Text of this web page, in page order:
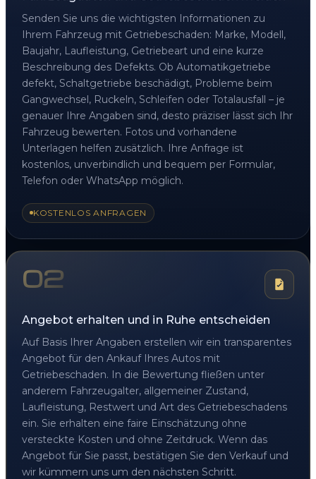
Senden Sie uns die wichtigsten Informationen zu
Ihrem Fahrzeug mit Getriebeschaden: Marke, Modell,
Baujahr, Laufleistung, Getriebeart und eine kurze
Beschreibung des Defekts. Ob Automatikgetriebe
defekt, Schaltgetriebe beschädigt, Probleme beim
Gangwechsel, Ruckeln, Schleifen oder Totalausfall – je
genauer Ihre Angaben sind, desto präziser lässt sich Ihr
Fahrzeug bewerten. Fotos und vorhandene
Unterlagen helfen zusätzlich. Ihre Anfrage ist
kostenlos, unverbindlich und bequem per Formular,
Telefon oder WhatsApp möglich.
KOSTENLOS ANFRAGEN
02
Angebot erhalten und in Ruhe entscheiden
Auf Basis Ihrer Angaben erstellen wir ein transparentes
Angebot für den Ankauf Ihres Autos mit
Getriebeschaden. In die Bewertung fließen unter
anderem Fahrzeugalter, allgemeiner Zustand,
Laufleistung, Restwert und Art des Getriebeschadens
ein. Sie erhalten eine faire Einschätzung ohne
versteckte Kosten und ohne Zeitdruck. Wenn das
Angebot für Sie passt, bestätigen Sie den Verkauf und
wir kümmern uns um den nächsten Schritt.